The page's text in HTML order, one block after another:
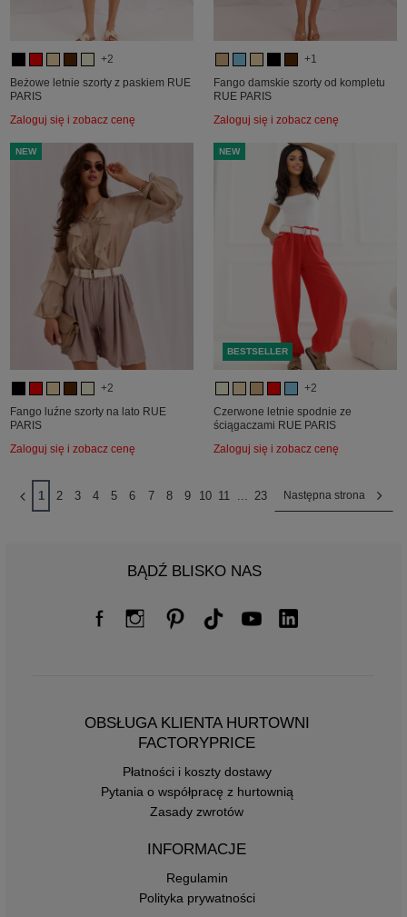
+2
Beżowe letnie szorty z paskiem RUE
PARIS
Zaloguj się i zobacz cenę
+1
Fango damskie szorty od kompletu
RUE PARIS
Zaloguj się i zobacz cenę
NEW
+2
Fango luźne szorty na lato RUE
PARIS
Zaloguj się i zobacz cenę
NEW
BESTSELLER
+2
Czerwone letnie spodnie ze
ściągaczami RUE PARIS
Zaloguj się i zobacz cenę
1 2 3 4 5 6 7 8 9 10 11 23 Następna strona
BĄDŹ BLISKO NAS
OBSŁUGA KLIENTA HURTOWNI
FACTORYPRICE
Płatności i koszty dostawy
Pytania o współpracę z hurtownią
Zasady zwrotów
INFORMACJE
Regulamin
Polityka prywatności